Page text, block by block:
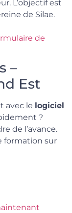
L’objectif est
de Silae.
de
–
Est
avec le logiciel
?
de l’avance.
formation sur